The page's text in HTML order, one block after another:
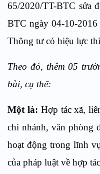
65/2020/TT-BTC sửa
BTC ngày 04-10-
Thông tư có hiệu lực
Theo đó, thêm 05
bài, cụ thể:
Một là: Hợp tác xã,
chi nhánh, văn phòng
hoạt động trong lĩnh
của pháp luật về hợp